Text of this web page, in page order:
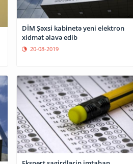
DİM Şəxsi kabinetə yeni elektron
xidmət əlavə edib
20-08-2019